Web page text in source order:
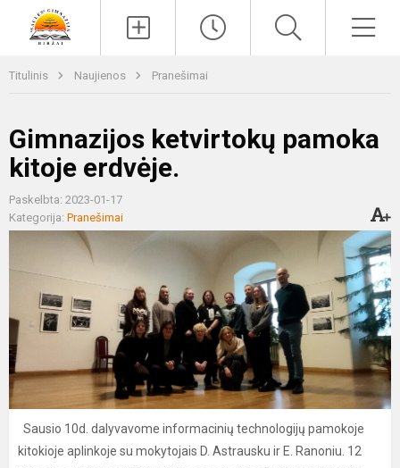
Titulinis Naujienos Pranešimai
Gimnazijos ketvirtokų pamoka
kitoje erdvėje.
Paskelbta: 2023-01-17
Kategorija: Pranešimai
Sausio 10d. dalyvavome informacinių technologijų pamokoje
kitokioje aplinkoje su mokytojais D. Astrausku ir E. Ranoniu. 12